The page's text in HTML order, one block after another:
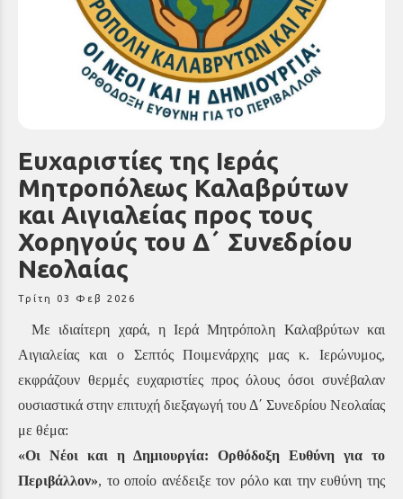
Ευχαριστίες της Ιεράς
Μητροπόλεως Καλαβρύτων
και Αιγιαλείας προς τους
Χορηγούς του Δ΄ Συνεδρίου
Νεολαίας
Τρίτη 03 Φεβ 2026
Με ιδιαίτερη χαρά, η Ιερά Μητρόπολη Καλαβρύτων και
Αιγιαλείας και ο Σεπτός Ποιμενάρχης μας κ. Ιερώνυμος,
εκφράζουν θερμές ευχαριστίες προς όλους όσοι συνέβαλαν
ουσιαστικά στην επιτυχή διεξαγωγή του Δ΄ Συνεδρίου Νεολαίας
με θέμα:
«Οι Νέοι και η Δημιουργία: Ορθόδοξη Ευθύνη για το
Περιβάλλον», το οποίο ανέδειξε τον ρόλο και την ευθύνη της